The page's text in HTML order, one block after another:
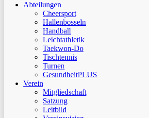
SuchenAbteilungen
Cheersport
Hallenbosseln
Handball
Leichtathletik
Taekwon-Do
Tischtennis
Turnen
GesundheitPLUS
Verein
Mitgliedschaft
Satzung
Leitbild